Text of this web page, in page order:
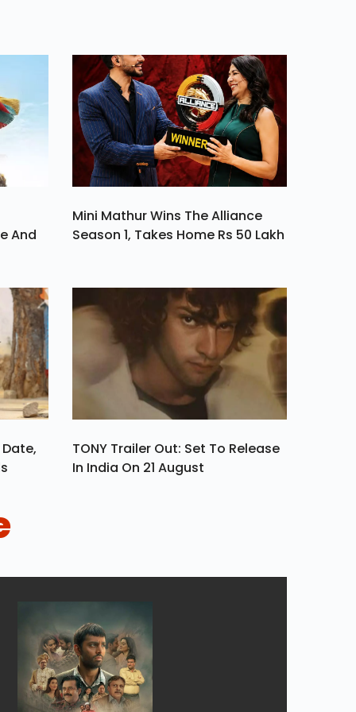
And
Mini Mathur Wins The Alliance
Season 1, Takes Home Rs 50 Lakh
TONY Trailer Out: Set To Release
In India On 21 August